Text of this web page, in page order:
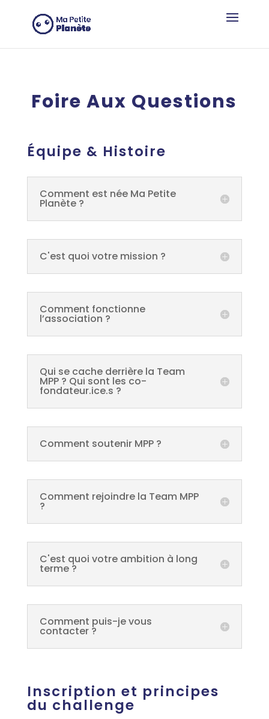
Foire Aux Questions
Équipe & Histoire
Comment est née Ma Petite
Planète ?
C'est quoi votre mission ?
Comment fonctionne
l’association ?
Qui se cache derrière la Team
MPP ? Qui sont les co-
fondateur.ice.s ?
Comment soutenir MPP ?
Comment rejoindre la Team MPP
?
C'est quoi votre ambition à long
terme ?
Comment puis-je vous
contacter ?
Inscription et principes
du challenge